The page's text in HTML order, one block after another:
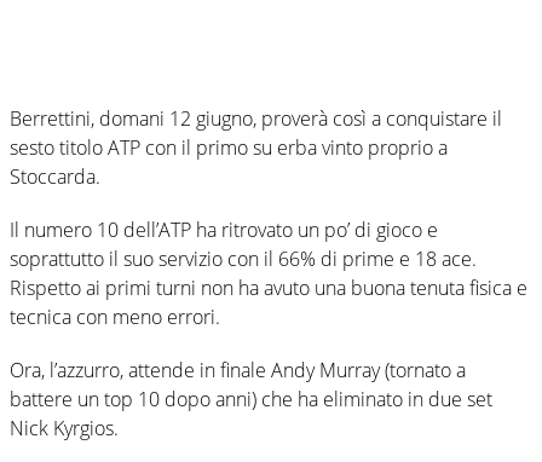
Berrettini, domani 12 giugno, proverà così a conquistare il
sesto titolo ATP con il primo su erba vinto proprio a
Stoccarda.
Il numero 10 dell’ATP ha ritrovato un po’ di gioco e
soprattutto il suo servizio con il 66% di prime e 18 ace.
Rispetto ai primi turni non ha avuto una buona tenuta fisica e
tecnica con meno errori.
Ora, l’azzurro, attende in finale Andy Murray (tornato a
battere un top 10 dopo anni) che ha eliminato in due set
Nick Kyrgios.